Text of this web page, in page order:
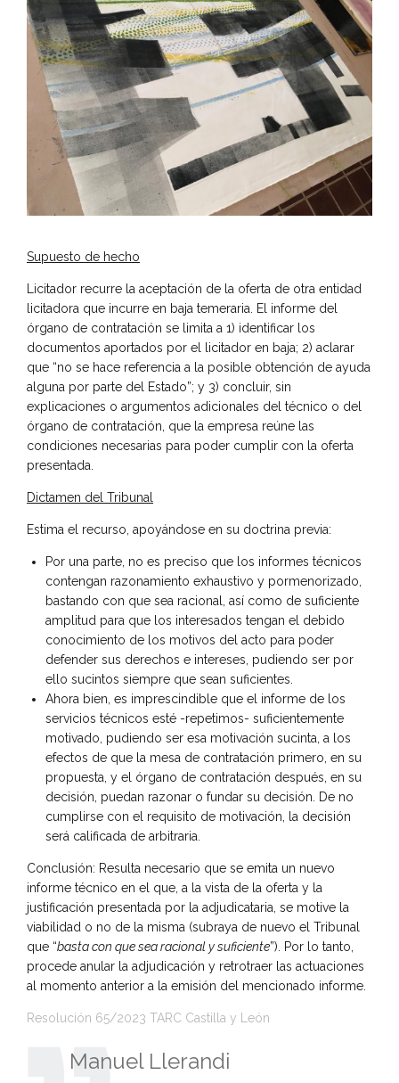
Supuesto de hecho
Licitador recurre la aceptación de la oferta de otra entidad
licitadora que incurre en baja temeraria. El informe del
órgano de contratación se limita a 1) identificar los
documentos aportados por el licitador en baja; 2) aclarar
que “no se hace referencia a la posible obtención de ayuda
alguna por parte del Estado”; y 3) concluir, sin
explicaciones o argumentos adicionales del técnico o del
órgano de contratación, que la empresa reúne las
condiciones necesarias para poder cumplir con la oferta
presentada.
Dictamen del Tribunal
Estima el recurso, apoyándose en su doctrina previa:
Por una parte, no es preciso que los informes técnicos
contengan razonamiento exhaustivo y pormenorizado,
bastando con que sea racional, así como de suficiente
amplitud para que los interesados tengan el debido
conocimiento de los motivos del acto para poder
defender sus derechos e intereses, pudiendo ser por
ello sucintos siempre que sean suficientes.
Ahora bien, es imprescindible que el informe de los
servicios técnicos esté -repetimos- suficientemente
motivado, pudiendo ser esa motivación sucinta, a los
efectos de que la mesa de contratación primero, en su
propuesta, y el órgano de contratación después, en su
decisión, puedan razonar o fundar su decisión. De no
cumplirse con el requisito de motivación, la decisión
será calificada de arbitraria.
Conclusión: Resulta necesario que se emita un nuevo
informe técnico en el que, a la vista de la oferta y la
justificación presentada por la adjudicataria, se motive la
viabilidad o no de la misma (subraya de nuevo el Tribunal
que “basta con que sea racional y suficiente”). Por lo tanto,
procede anular la adjudicación y retrotraer las actuaciones
al momento anterior a la emisión del mencionado informe.
Resolución 65/2023 TARC Castilla y León
Manuel Llerandi